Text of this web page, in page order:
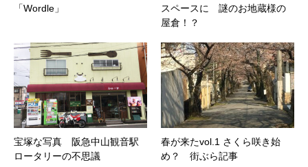
「Wordle」
スペースに 謎のお地蔵様の
屋倉！？
宝塚な写真 阪急中山観音駅
ロータリーの不思議
春が来たvol.1 さくら咲き始
め？ 街ぶら記事